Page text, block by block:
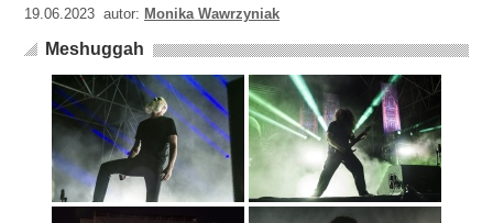
19.06.2023 autor: Monika Wawrzyniak
Meshuggah